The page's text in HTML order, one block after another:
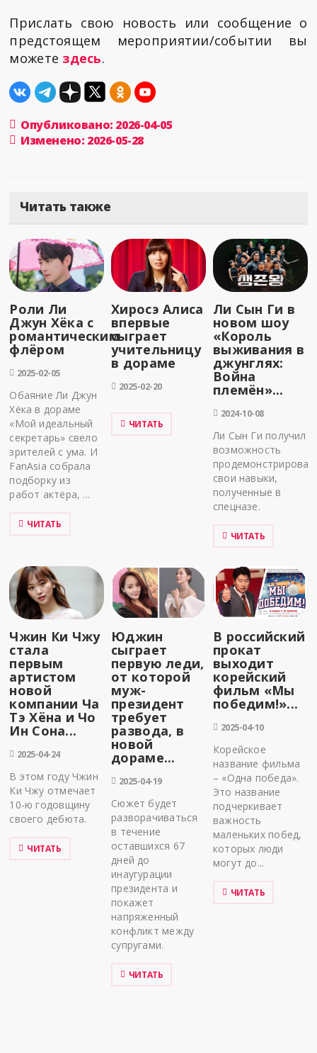
Прислать свою новость или сообщение о
предстоящем мероприятии/событии вы
можете здесь.
Опубликовано: 2026-04-05
Изменено: 2026-05-28
Читать также
Роли Ли
Джун Хёка с
романтическим
флёром
2025-02-05
Обаяние Ли Джун
Хёка в дораме
«Мой идеальный
секретарь» свело
зрителей с ума. И
FanAsia собрала
подборку из
работ актёра, ...
ЧИТАТЬ
Хиросэ Алиса
впервые
сыграет
учительницу
в дораме
2025-02-20
ЧИТАТЬ
Ли Сын Ги в
новом шоу
«Король
выживания в
джунглях:
Война
племён»...
2024-10-08
Ли Сын Ги получил
возможность
свои навыки,
полученные в
спецназе.
ЧИТАТЬ
Чжин Ки Чжу
стала
первым
артистом
новой
компании Ча
Тэ Хёна и Чо
Ин Сона...
2025-04-24
В этом году Чжин
Ки Чжу отмечает
10-ю годовщину
своего дебюта.
ЧИТАТЬ
Юджин
сыграет
первую леди,
от которой
муж-
президент
требует
развода, в
новой
дораме...
2025-04-19
Сюжет будет
разворачиваться
в течение
оставшихся 67
дней до
инаугурации
президента и
покажет
напряженный
конфликт между
супругами.
ЧИТАТЬ
В российский
прокат
выходит
корейский
фильм «Мы
победим!»...
2025-04-10
Корейское
название фильма
– «Одна победа».
Это название
подчеркивает
важность
маленьких побед,
которых люди
могут до...
ЧИТАТЬ